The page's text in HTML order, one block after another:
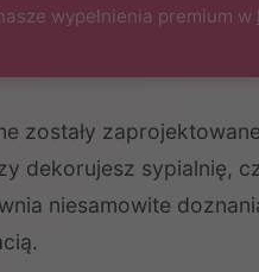
wypełnienia premium w
zostały
dekorujesz sypialnię,
niesamowite